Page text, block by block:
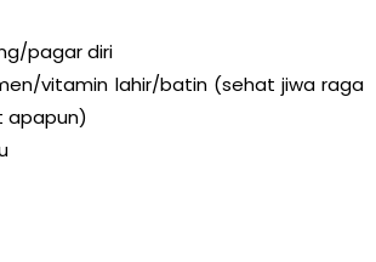
pagar diri
vitamin lahir/batin (sehat jiwa raga
apapun)